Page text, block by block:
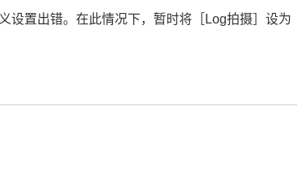
设置出错。在此情况下，暂时将 ［Log拍摄］设为